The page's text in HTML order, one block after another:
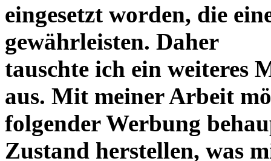
eingesetzt worden, die
gewährleisten. Daher
tauschte ich ein weiteres
aus. Mit meiner Arbeit
folgender Werbung
Zustand herstellen, was